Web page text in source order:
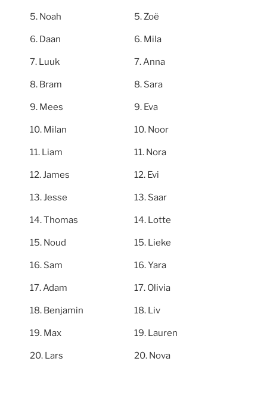
Noah
Daan
Luuk
Bram
Mees
Milan
Liam
James
Jesse
Thomas
Noud
Sam
Adam
Benjamin
Max
Lars
Zoë
Mila
Anna
Sara
Eva
Noor
Nora
Evi
Saar
Lotte
Lieke
Yara
Olivia
Liv
Lauren
Nova